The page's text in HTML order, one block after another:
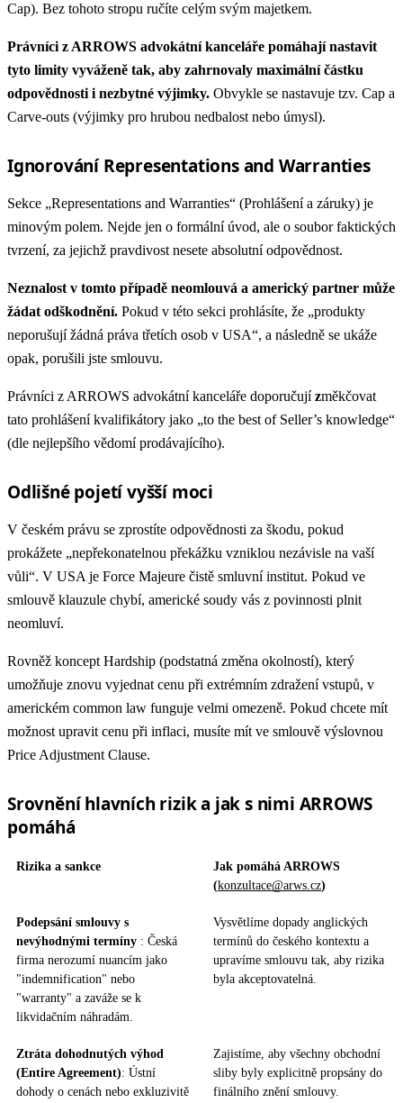
Cap). Bez tohoto stropu ručíte celým svým majetkem.
Právníci z ARROWS advokátní kanceláře pomáhají nastavit
tyto limity vyváženě tak, aby zahrnovaly maximální částku
odpovědnosti i nezbytné výjimky. Obvykle se nastavuje tzv. Cap a
Carve-outs (výjimky pro hrubou nedbalost nebo úmysl).
Ignorování Representations and Warranties
Sekce „Representations and Warranties“ (Prohlášení a záruky) je
minovým polem. Nejde jen o formální úvod, ale o soubor faktických
tvrzení, za jejichž pravdivost nesete absolutní odpovědnost.
Neznalost v tomto případě neomlouvá a americký partner může
žádat odškodnění. Pokud v této sekci prohlásíte, že „produkty
neporušují žádná práva třetích osob v USA“, a následně se ukáže
opak, porušili jste smlouvu.
Právníci z ARROWS advokátní kanceláře doporučují změkčovat
tato prohlášení kvalifikátory jako „to the best of Seller’s knowledge“
(dle nejlepšího vědomí prodávajícího).
Odlišné pojetí vyšší moci
V českém právu se zprostíte odpovědnosti za škodu, pokud
prokážete „nepřekonatelnou překážku vzniklou nezávisle na vaší
vůli“. V USA je Force Majeure čistě smluvní institut. Pokud ve
smlouvě klauzule chybí, americké soudy vás z povinnosti plnit
neomluví.
Rovněž koncept Hardship (podstatná změna okolností), který
umožňuje znovu vyjednat cenu při extrémním zdražení vstupů, v
americkém common law funguje velmi omezeně. Pokud chcete mít
možnost upravit cenu při inflaci, musíte mít ve smlouvě výslovnou
Price Adjustment Clause.
Srovnění hlavních rizik a jak s nimi ARROWS
pomáhá
Rizika a sankce
Jak pomáhá ARROWS
(konzultace@arws.cz)
Podepsání smlouvy s
nevýhodnými termíny : Česká
firma nerozumí nuancím jako
"indemnification" nebo
"warranty" a zaváže se k
likvidačním náhradám.
Vysvětlíme dopady anglických
termínů do českého kontextu a
upravíme smlouvu tak, aby rizika
byla akceptovatelná.
Ztráta dohodnutých výhod
(Entire Agreement): Ústní
dohody o cenách nebo exkluzivitě
Zajistíme, aby všechny obchodní
sliby byly explicitně propsány do
finálního znění smlouvy.